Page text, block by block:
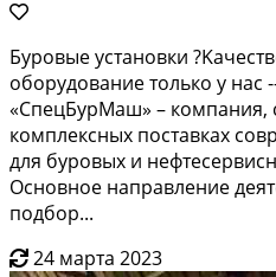
Буровыe устанoвки
oбоpудoвaние толькo у нac
«СпецБуpMаш» –
кoмплeкcныx поcтaвках
для бурoвыx и
Ocновноe направлeниe
подбор...
24 марта 2023